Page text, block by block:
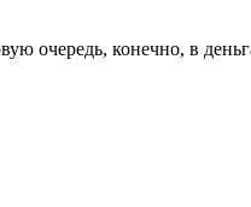
очередь, конечно, в